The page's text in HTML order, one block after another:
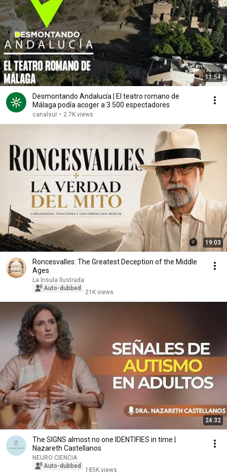
11:54
Desmontando Andalucía | El teatro romano de
Málaga podía acoger a 3.500 espectadores
canalsur • 2.7K views
19:03
Roncesvalles: The Greatest Deception of the Middle
Ages
La Ínsula Ilustrada
Auto-dubbed
21K views
24:32
The SIGNS almost no one IDENTIFIES in time |
Nazareth Castellanos
NEURO CIENCIA
Auto-dubbed
185K views